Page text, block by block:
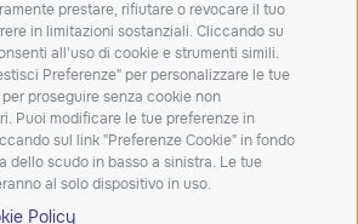
prestare, rifiutare o revocare il tuo
in limitazioni sostanziali. Cliccando su
all'uso di cookie e strumenti simili.
Preferenze" per personalizzare le tue
proseguire senza cookie non
Puoi modificare le tue preferenze in
sul link "Preferenze Cookie" in fondo
dello scudo in basso a sinistra. Le tue
al solo dispositivo in uso.
Policy
Trasparenza tecnica
contributo nell’ambito del PR FESR